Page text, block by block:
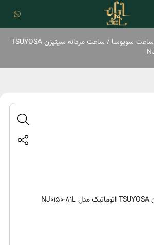
ساعت سویوسا
/ ساعت مردانه سیتیزن TSUYOSA